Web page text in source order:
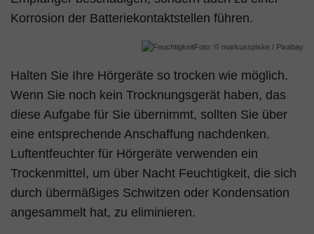
Korrosion der Batteriekontaktstellen führen.
Foto: © markusspiske / Pixabay
Halten Sie Ihre Hörgeräte so trocken wie möglich.
Wenn Sie noch kein Trocknungsgerät haben, das
diese Aufgabe für Sie übernimmt, sollten Sie über
eine entsprechende Anschaffung nachdenken.
Luftentfeuchter für Hörgeräte verwenden ein
Trockenmittel, um über Nacht Feuchtigkeit, die sich
durch übermäßiges Schwitzen oder Kondensation
angesammelt hat, zu eliminieren.